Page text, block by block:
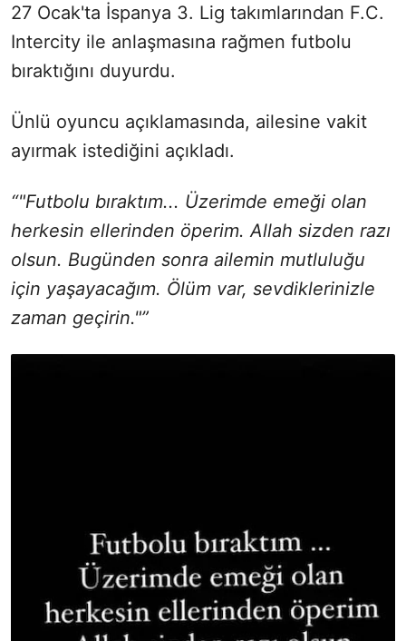
27 Ocak'ta İspanya 3. Lig takımlarından F.C.
Intercity ile anlaşmasına rağmen futbolu
bıraktığını duyurdu.
Ünlü oyuncu açıklamasında, ailesine vakit
ayırmak istediğini açıkladı.
“"Futbolu bıraktım... Üzerimde emeği olan
herkesin ellerinden öperim. Allah sizden razı
olsun. Bugünden sonra ailemin mutluluğu
için yaşayacağım. Ölüm var, sevdiklerinizle
zaman geçirin."”